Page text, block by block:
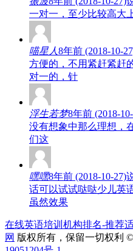
一对一，至少比较高大
喵星人8年前 (2018-10-
方便的，不用紧赶紧赶
对一的，针
浮生若梦8年前 (2018-
没有想象中那么理想，
们这
嘿嘿8年前 (2018-10-
话可以试试哒哒少儿英
虽然效果
在线英语培训机构排名-推荐
网 版权所有，保留一切权利 ©